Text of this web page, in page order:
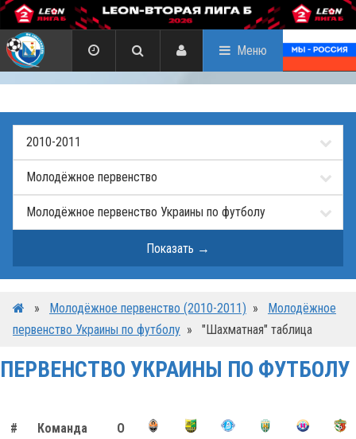
Меню
» Молодёжное первенство (2010-2011) »
Молодёжное
первенство Украины по футболу » "Шахматная" таблица
ПЕРВЕНСТВО УКРАИНЫ ПО ФУТБОЛУ
# Команда О